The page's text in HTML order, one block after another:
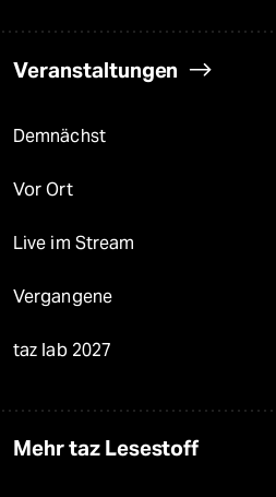
Veranstaltungen
Demnächst
Vor Ort
Live im Stream
Vergangene
taz lab 2027
Mehr taz Lesestoff